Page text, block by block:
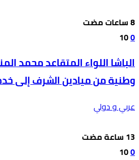
0
10
الباشا اللواء المتقاعد محمد
وطنية من ميادين الشرف إلى
عربي و دولي
0
10